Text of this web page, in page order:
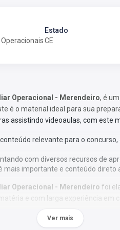
Estado
CE
Operacional - Merendeiro, é
é o material ideal para sua
assistindo videoaulas, com este
relevante para o
com diversos recursos de
mais importante e conteúdo direto
Operacional - Merendeiro foi
e com larga experiência em
sua preparação;
Ver mais